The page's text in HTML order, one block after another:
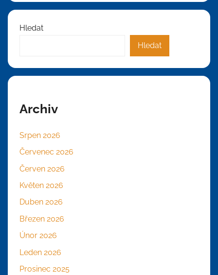
Hledat
Hledat
Archiv
Srpen 2026
Červenec 2026
Červen 2026
Květen 2026
Duben 2026
Březen 2026
Únor 2026
Leden 2026
Prosinec 2025